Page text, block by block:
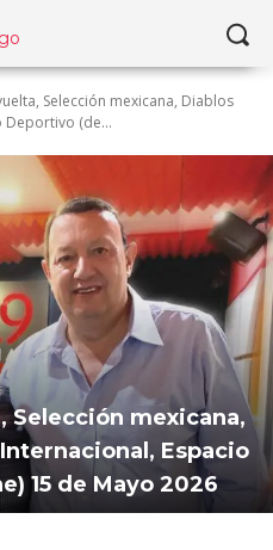
Selección mexicana, Diablos
Deportivo (de...
Selección mexicana,
Espacio
15 de Mayo 2026